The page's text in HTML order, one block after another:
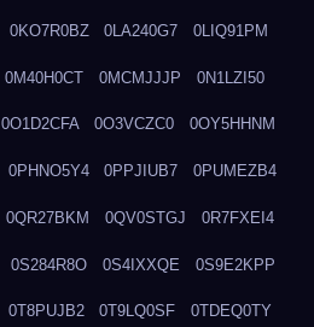
0KO7R0BZ 0LA240G7 0LIQ91PM
0M40H0CT 0MCMJJJP 0N1LZI50
0O1D2CFA 0O3VCZC0 0OY5HHNM
0PHNO5Y4 0PPJIUB7 0PUMEZB4
0QR27BKM 0QV0STGJ 0R7FXEI4
0S284R8O 0S4IXXQE 0S9E2KPP
0T8PUJB2 0T9LQ0SF 0TDEQ0TY